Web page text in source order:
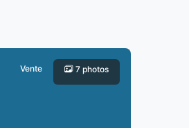
Vente 7 photos